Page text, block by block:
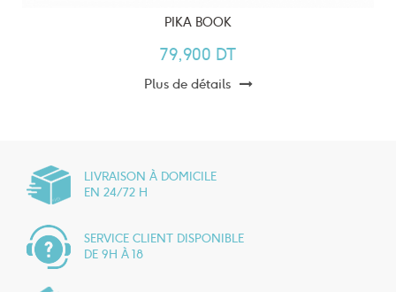
PIKA BOOK
79,900 DT
Plus de détails
LIVRAISON À DOMICILE
EN 24/72 H
SERVICE CLIENT DISPONIBLE
DE 9H À 18